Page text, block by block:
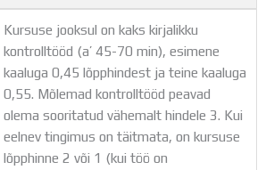
Kursuse jooksul on kaks kirjalikku
kontrolltööd (a’ 45-70 min), esimene
kaaluga 0,45 lõpphindest ja teine kaaluga
0,55. Mõlemad kontrolltööd peavad
olema sooritatud vähemalt hindele 3. Kui
eelnev tingimus on täitmata, on kursuse
lõpphinne 2 või 1 (kui töö on